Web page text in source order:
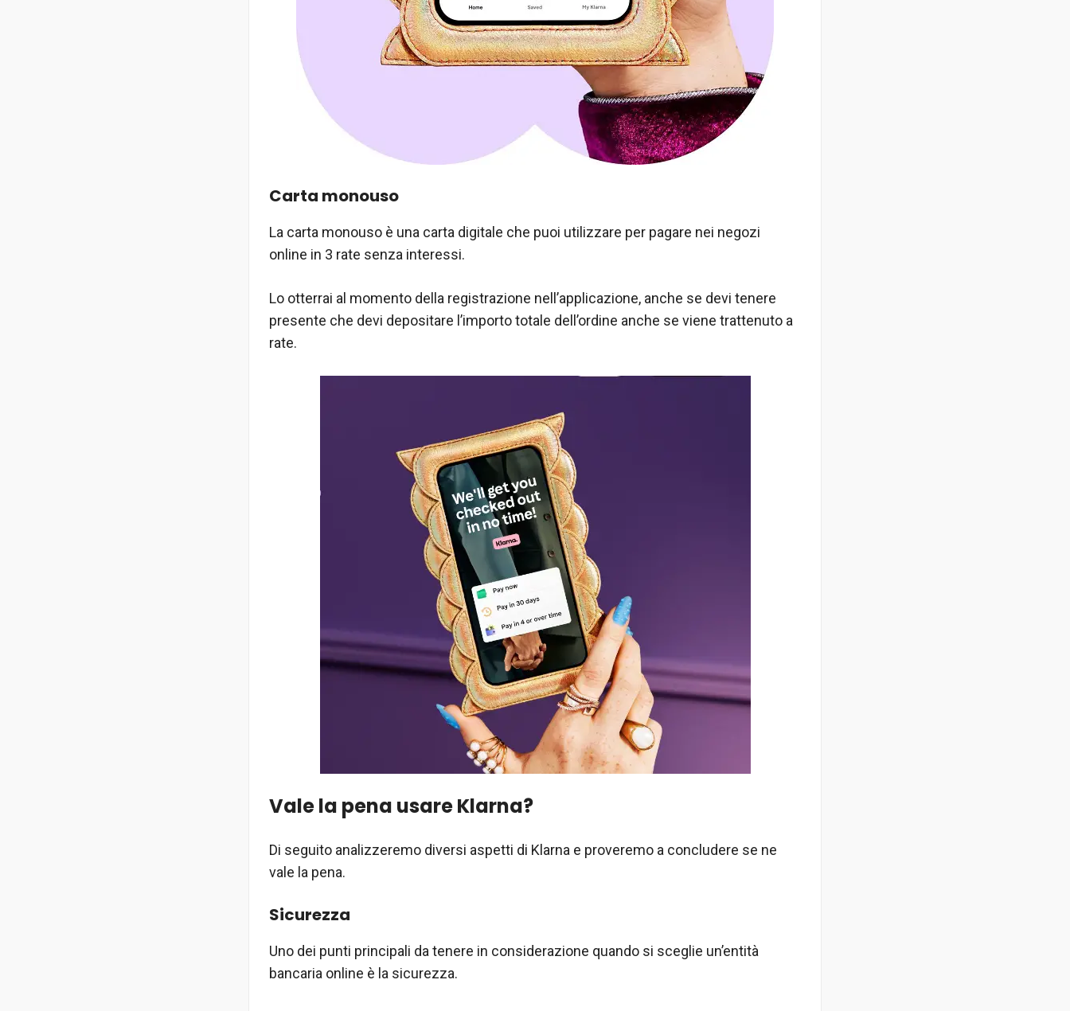
Carta monouso
La carta monouso è una carta digitale che puoi utilizzare per pagare nei negozi
online in 3 rate senza interessi.
Lo otterrai al momento della registrazione nell’applicazione, anche se devi tenere
presente che devi depositare l’importo totale dell’ordine anche se viene trattenuto a
rate.
Vale la pena usare Klarna?
Di seguito analizzeremo diversi aspetti di Klarna e proveremo a concludere se ne
vale la pena.
Sicurezza
Uno dei punti principali da tenere in considerazione quando si sceglie un’entità
bancaria online è la sicurezza.